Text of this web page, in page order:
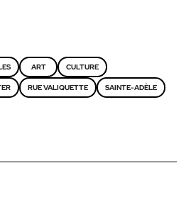
ART CULTURE
RUE VALIQUETTE SAINTE-ADÈLE